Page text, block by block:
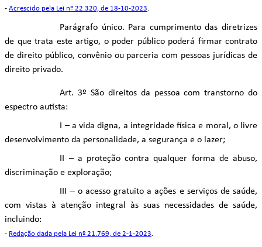
- Acrescido pela Lei nº 22.320, de 18-10-2023.
Parágrafo único. Para cumprimento das diretrizes
de que trata este artigo, o poder público poderá firmar contrato
de direito público, convênio ou parceria com pessoas jurídicas de
direito privado.
Art. 3º São direitos da pessoa com transtorno do
espectro autista:
I – a vida digna, a integridade física e moral, o livre
desenvolvimento da personalidade, a segurança e o lazer;
II – a proteção contra qualquer forma de abuso,
discriminação e exploração;
III – o acesso gratuito a ações e serviços de saúde,
com vistas à atenção integral às suas necessidades de saúde,
incluindo:
- Redação dada pela Lei nº 21.769, de 2-1-2023.